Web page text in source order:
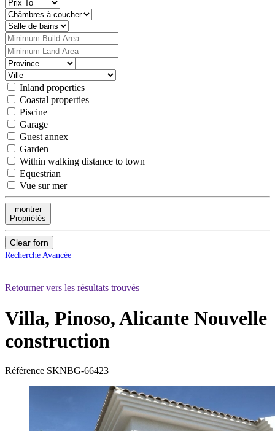
Inland properties
Coastal properties
Piscine
Garage
Guest annex
Garden
Within walking distance to town
Equestrian
Vue sur mer
montrer
Propriétés
Clear forn
Recherche Avancée
Retourner vers les résultats trouvés
Villa, Pinoso, Alicante Nouvelle
construction
Référence SKNBG-66423